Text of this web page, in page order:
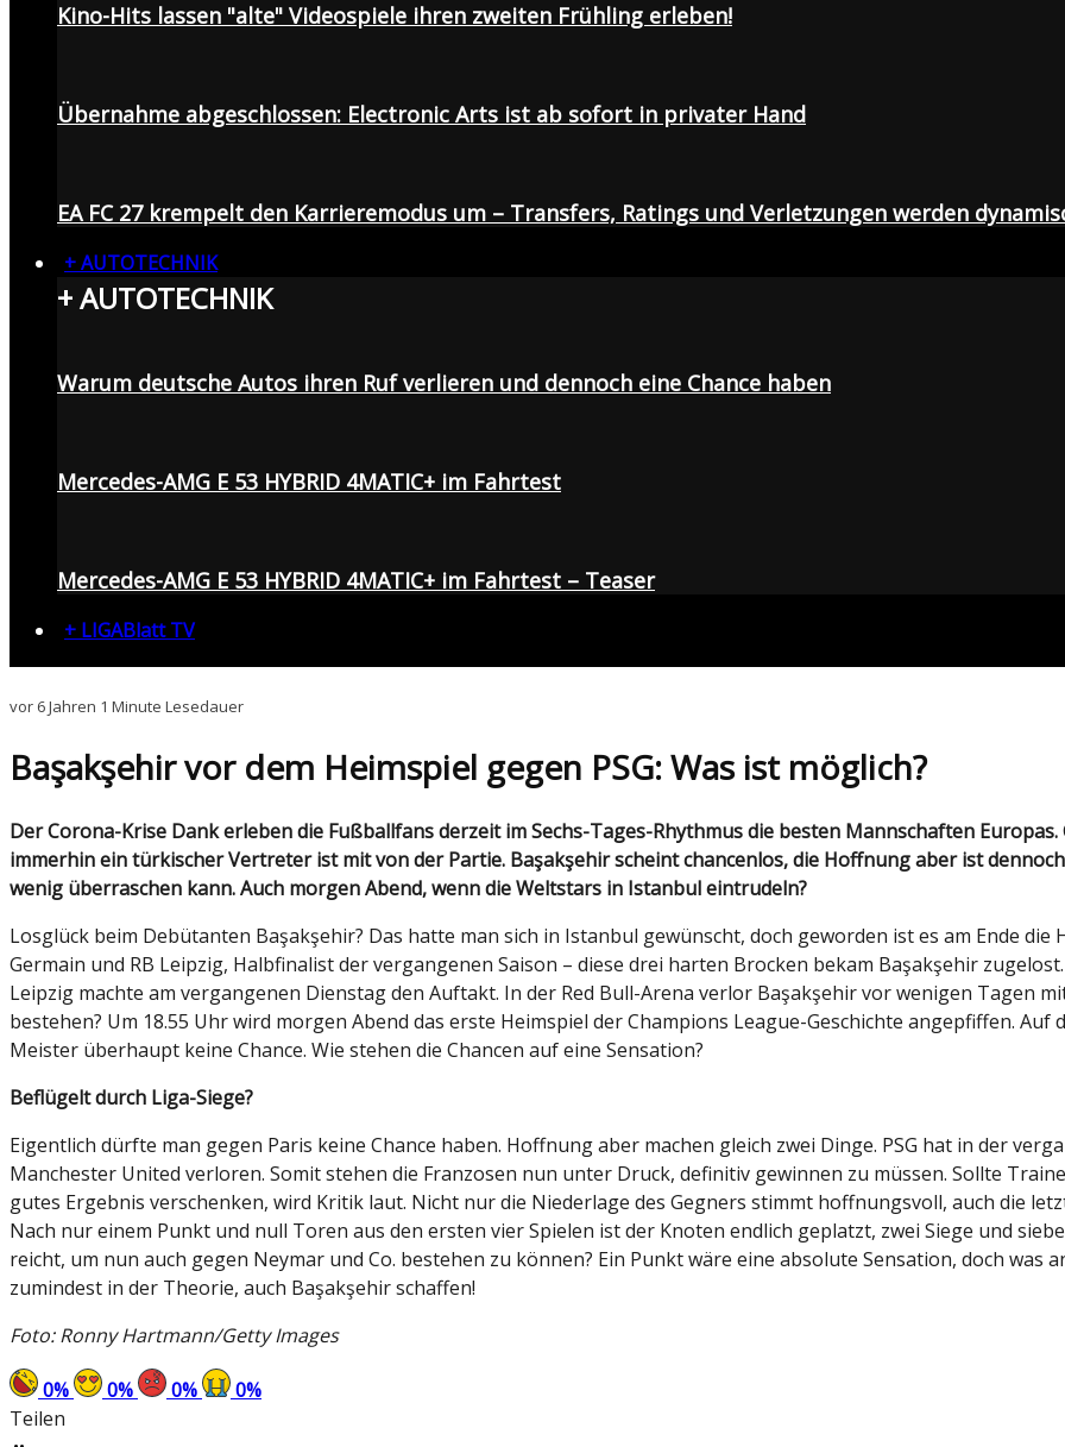
Kino-Hits lassen "alte" Videospiele ihren zweiten Frühling erleben!
Übernahme abgeschlossen: Electronic Arts ist ab sofort in privater Hand
EA FC 27 krempelt den Karrieremodus um – Transfers, Ratings und Verletzungen werden
+ AUTOTECHNIK
+ AUTOTECHNIK
Warum deutsche Autos ihren Ruf verlieren und dennoch eine Chance haben
Mercedes-AMG E 53 HYBRID 4MATIC+ im Fahrtest
Mercedes-AMG E 53 HYBRID 4MATIC+ im Fahrtest – Teaser
+ LIGABlatt TV
vor 6 Jahren 1 Minute Lesedauer
Başakşehir vor dem Heimspiel gegen PSG: Was ist möglich?
Der Corona-Krise Dank erleben die Fußballfans derzeit im Sechs-Tages-Rhythmus die besten Mannschaften Europas. Champions League wohin das Auge reicht,
immerhin ein türkischer Vertreter ist mit von der Partie. Başakşehir scheint chancenlos, die Hoffnung aber ist
wenig überraschen kann. Auch morgen Abend, wenn die Weltstars in Istanbul eintrudeln?
Losglück beim Debütanten Başakşehir? Das hatte man sich in Istanbul gewünscht, doch geworden ist es am Ende
Germain und RB Leipzig, Halbfinalist der vergangenen Saison – diese drei harten Brocken bekam Başakşehir
Leipzig machte am vergangenen Dienstag den Auftakt. In der Red Bull-Arena verlor Başakşehir vor wenigen Tagen
bestehen? Um 18.55 Uhr wird morgen Abend das erste Heimspiel der Champions League-Geschichte angepfiffen.
Meister überhaupt keine Chance. Wie stehen die Chancen auf eine Sensation?
Beflügelt durch Liga-Siege?
Eigentlich dürfte man gegen Paris keine Chance haben. Hoffnung aber machen gleich zwei Dinge. PSG hat in der
Manchester United verloren. Somit stehen die Franzosen nun unter Druck, definitiv gewinnen zu müssen. Sollte
gutes Ergebnis verschenken, wird Kritik laut. Nicht nur die Niederlage des Gegners stimmt hoffnungsvoll, auch die
Nach nur einem Punkt und null Toren aus den ersten vier Spielen ist der Knoten endlich geplatzt, zwei Siege und
reicht, um nun auch gegen Neymar und Co. bestehen zu können? Ein Punkt wäre eine absolute Sensation, doch
zumindest in der Theorie, auch Başakşehir schaffen!
Foto: Ronny Hartmann/Getty Images
0% 0% 0% 0%
Teilen